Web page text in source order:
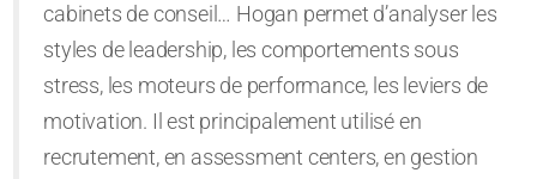
cabinets de conseil… Hogan permet d’analyser les
styles de leadership, les comportements sous
stress, les moteurs de performance, les leviers de
motivation. Il est principalement utilisé en
recrutement, en assessment centers, en gestion